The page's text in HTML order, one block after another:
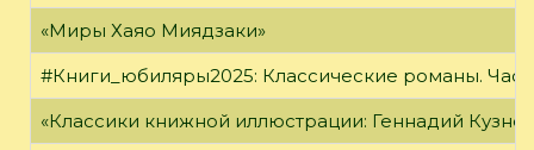
«Миры Хаяо Миядзаки»
#Книги_юбиляры2025: Классические романы.
«Классики книжной иллюстрации: Геннадий